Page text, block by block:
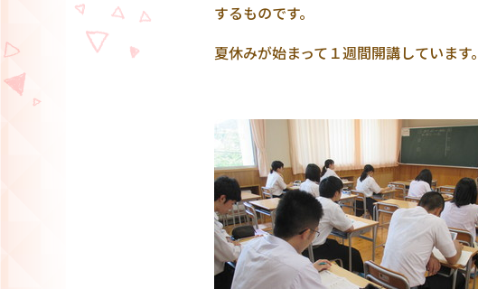
するものです。
夏休みが始まって１週間開講しています。